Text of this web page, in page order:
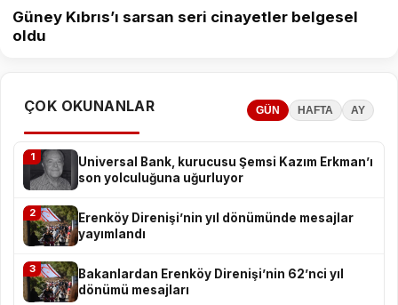
Güney Kıbrıs’ı sarsan seri cinayetler belgesel
oldu
ÇOK OKUNANLAR GÜN HAFTA AY
1
Universal Bank, kurucusu Şemsi Kazım Erkman’ı
son yolculuğuna uğurluyor
2
Erenköy Direnişi’nin yıl dönümünde mesajlar
yayımlandı
3
Bakanlardan Erenköy Direnişi’nin 62’nci yıl
dönümü mesajları